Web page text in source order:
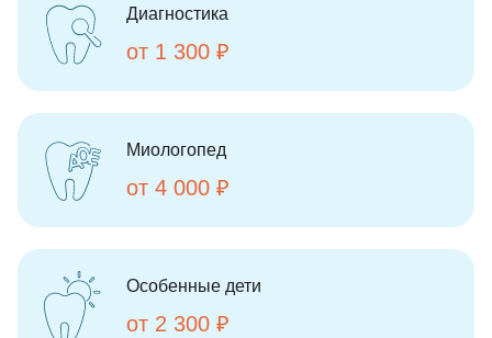
Диагностика
от 1 300 ₽
Миологопед
от 4 000 ₽
Особенные дети
от 2 300 ₽